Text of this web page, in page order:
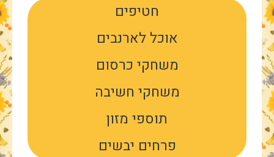
חטיפים
אוכל לארנבים
משחקי כרסום
משחקי חשיבה
תוספי מזון
פרחים יבשים